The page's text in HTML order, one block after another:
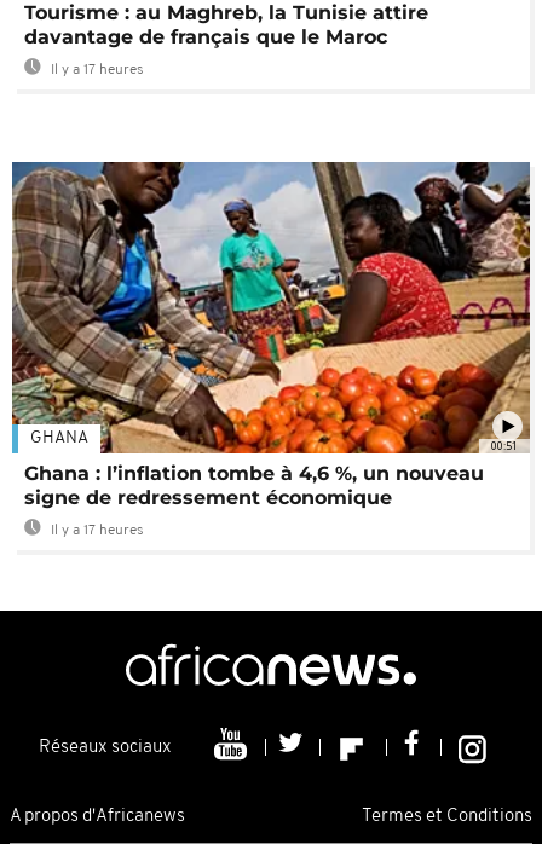
Tourisme : au Maghreb, la Tunisie attire
davantage de français que le Maroc
Il y a 17 heures
00:51
GHANA
Ghana : l’inflation tombe à 4,6 %, un nouveau
signe de redressement économique
Il y a 17 heures
Réseaux sociaux
A propos d'Africanews Termes et Conditions